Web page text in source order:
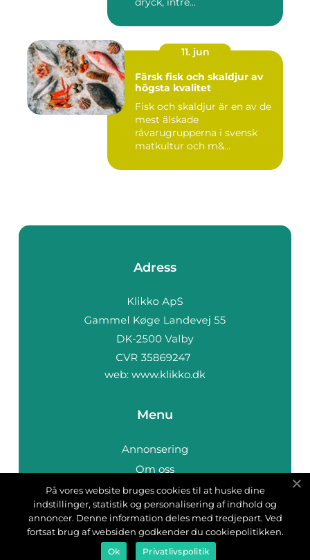
11. jun
Färsk fisk och skaldjur av
högsta kvalitet
Fisk och skaldjur är en av de
mest älskade
råvarugrupperna i svensk
matkultur och m&...
Adress
web: www.klikko.dk
Menu
Annonsering
Om oss
Cookies
Kontakta oss
Sitemap
På vores website bruges cookies til at huske dine
indstillinger, statistik og personalisering af indhold og
annoncer. Denne information deles med tredjepart. Ved
fortsat brug af websiden godkender du cookiepolitikken.
Ok Privatlivspolitik